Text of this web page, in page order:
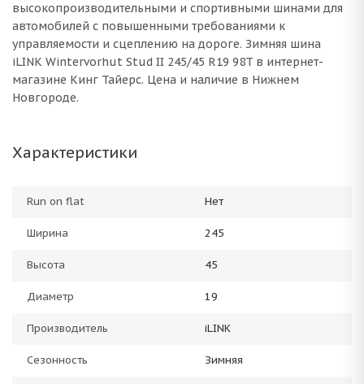
высокопроизводительными и спортивными шинами для
автомобилей с повышенными требованиями к
управляемости и сцеплению на дороге. Зимняя шина
iLINK Wintervorhut Stud II 245/45 R19 98T в интернет-
магазине Кинг Тайерс. Цена и наличие в Нижнем
Новгороде.
Характеристики
Run on flat Нет
Ширина 245
Высота 45
Диаметр 19
Производитель iLINK
Сезонность Зимняя